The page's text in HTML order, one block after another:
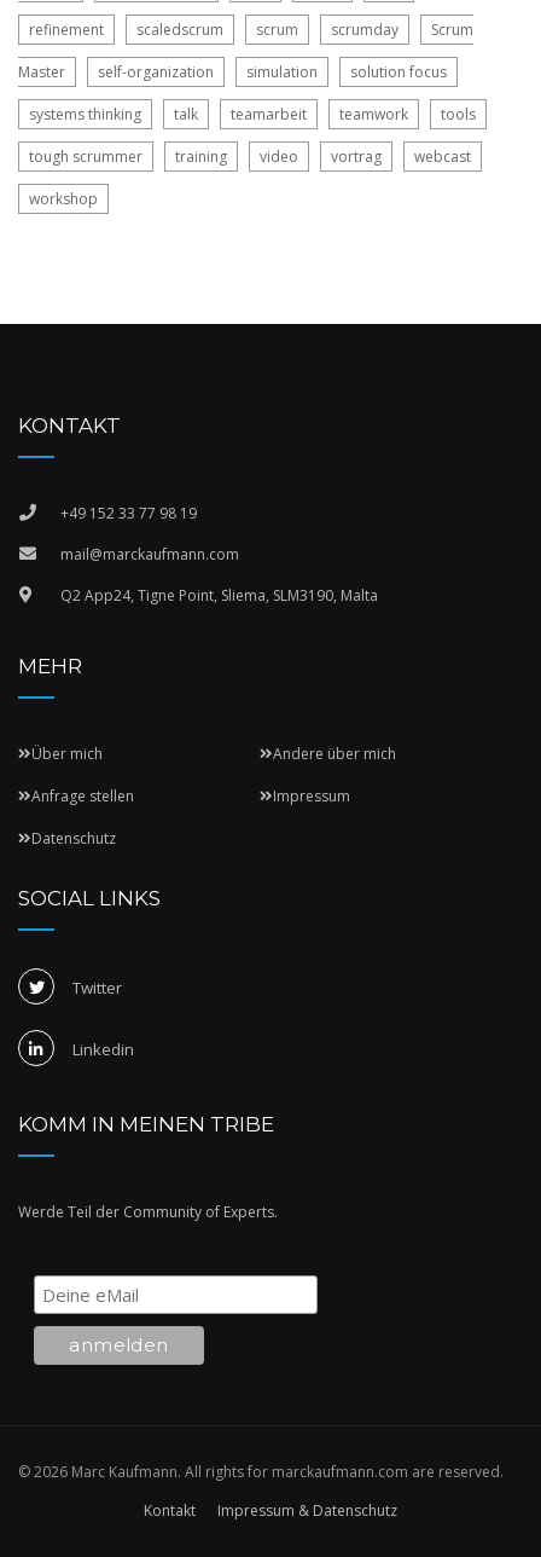
refinement scaledscrum scrum scrumday Scrum
Master self-organization simulation solution focus
systems thinking talk teamarbeit teamwork tools
tough scrummer training video vortrag webcast
workshop
KONTAKT
+49 152 33 77 98 19
mail@marckaufmann.com
Q2 App24, Tigne Point, Sliema, SLM3190, Malta
MEHR
Über mich Andere über mich
Anfrage stellen Impressum
Datenschutz
SOCIAL LINKS
Twitter
Linkedin
KOMM IN MEINEN TRIBE
Werde Teil der Community of Experts.
© 2026 Marc Kaufmann. All rights for marckaufmann.com are reserved.
Kontakt
Impressum & Datenschutz